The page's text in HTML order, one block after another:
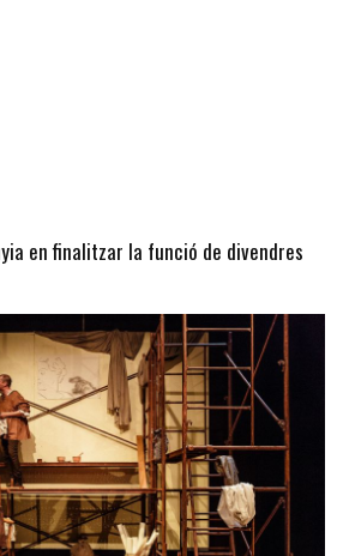
en finalitzar la funció de divendres